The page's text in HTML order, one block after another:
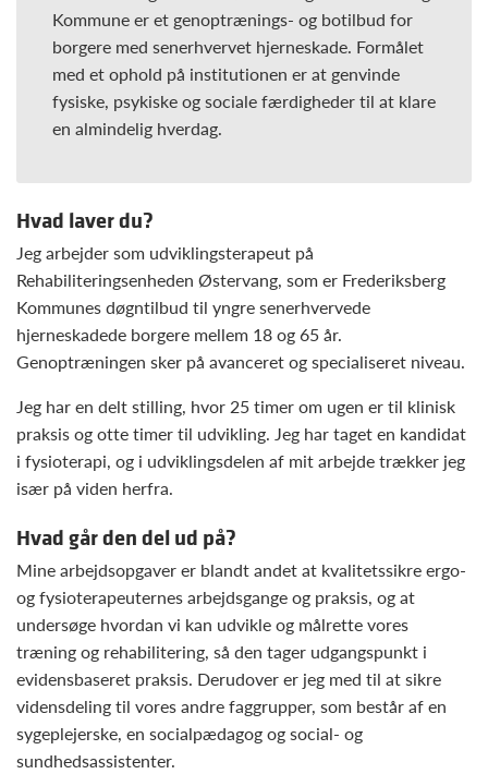
Kommune er et genoptrænings- og botilbud for
borgere med senerhvervet hjerneskade. Formålet
med et ophold på institutionen er at genvinde
fysiske, psykiske og sociale færdigheder til at klare
en almindelig hverdag.
Hvad laver du?
Jeg arbejder som udviklingsterapeut på
Rehabiliteringsenheden Østervang, som er Frederiksberg
Kommunes døgntilbud til yngre senerhvervede
hjerneskadede borgere mellem 18 og 65 år.
Genoptræningen sker på avanceret og specialiseret niveau.
Jeg har en delt stilling, hvor 25 timer om ugen er til klinisk
praksis og otte timer til udvikling. Jeg har taget en kandidat
i fysioterapi, og i udviklingsdelen af mit arbejde trækker jeg
især på viden herfra.
Hvad går den del ud på?
Mine arbejdsopgaver er blandt andet at kvalitetssikre ergo-
og fysioterapeuternes arbejdsgange og praksis, og at
undersøge hvordan vi kan udvikle og målrette vores
træning og rehabilitering, så den tager udgangspunkt i
evidensbaseret praksis. Derudover er jeg med til at sikre
vidensdeling til vores andre faggrupper, som består af en
sygeplejerske, en socialpædagog og social- og
sundhedsassistenter.